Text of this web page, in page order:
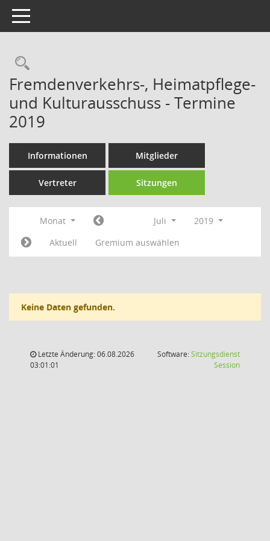
Toggle navigation
Rechercheauswahl
Fremdenverkehrs-, Heimatpflege-
und Kulturausschuss - Termine
2019
Informationen Mitglieder
Vertreter Sitzungen
Monat Juli
2019
Aktuell
Gremium auswählen
Keine Daten gefunden.
Letzte Änderung: 06.08.2026
03:01:01
Software:Sitzungsdienst
Session(Wird in